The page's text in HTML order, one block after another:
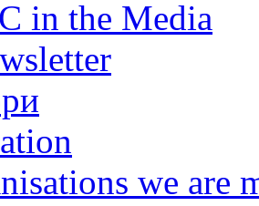
in the Media
we are